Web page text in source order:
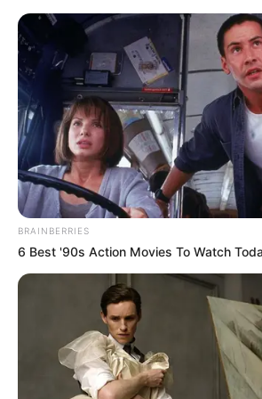
BRAINBERRIES
6 Best '90s Action Movies To Watch